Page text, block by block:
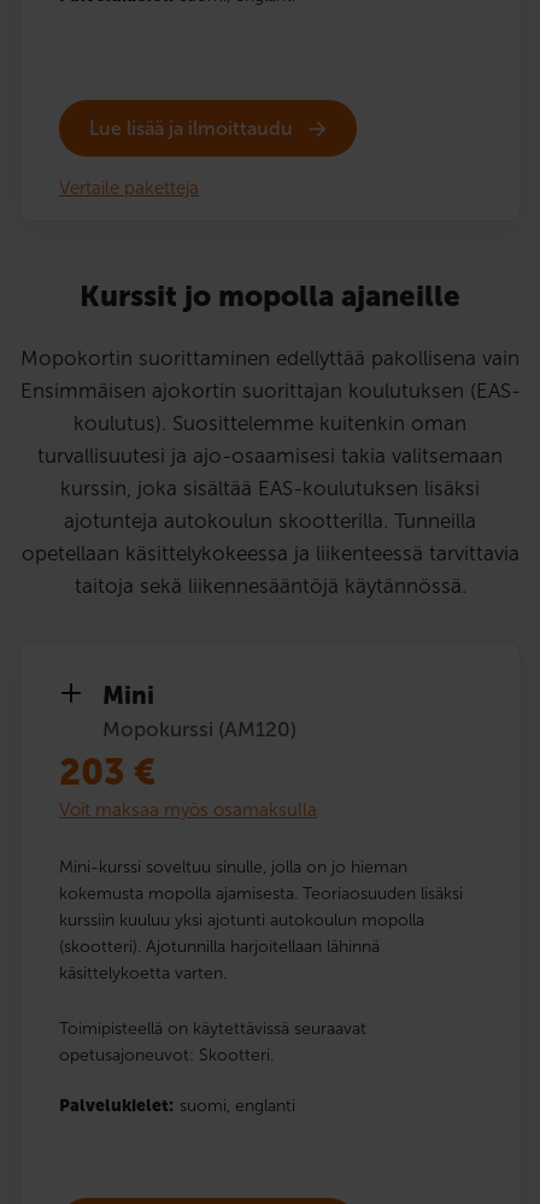
Lue lisää ja ilmoittaudu
Vertaile paketteja
Kurssit jo mopolla ajaneille
Mopokortin suorittaminen edellyttää pakollisena vain
Ensimmäisen ajokortin suorittajan koulutuksen (EAS-
koulutus). Suosittelemme kuitenkin oman
turvallisuutesi ja ajo-osaamisesi takia valitsemaan
kurssin, joka sisältää EAS-koulutuksen lisäksi
ajotunteja autokoulun skootterilla. Tunneilla
opetellaan käsittelykokeessa ja liikenteessä tarvittavia
taitoja sekä liikennesääntöjä käytännössä.
Mini
Mopokurssi (AM120)
203 €
Voit maksaa myös osamaksulla
Mini-kurssi soveltuu sinulle, jolla on jo hieman
kokemusta mopolla ajamisesta. Teoriaosuuden lisäksi
kurssiin kuuluu yksi ajotunti autokoulun mopolla
(skootteri). Ajotunnilla harjoitellaan lähinnä
käsittelykoetta varten.
Toimipisteellä on käytettävissä seuraavat
opetusajoneuvot: Skootteri.
Palvelukielet: suomi, englanti